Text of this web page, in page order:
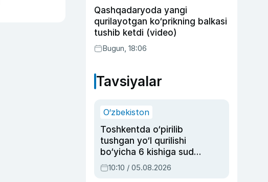
Qashqadaryoda yangi
qurilayotgan ko‘prikning balkasi
tushib ketdi (video)
Bugun, 18:06
Tavsiyalar
O‘zbekiston
Toshkentda o‘pirilib
tushgan yo‘l qurilishi
bo‘yicha 6 kishiga sud
hukmi o‘qildi
10:10 / 05.08.2026